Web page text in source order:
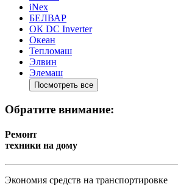
iNex
БЕЛВАР
ОК DC Inverter
Океан
Тепломаш
Элвин
Элемаш
Посмотреть все
Обратите внимание:
Ремонт
техники на дому
Экономия средств на транспортировке